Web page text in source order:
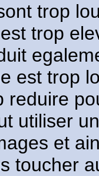
trop
trop
est trop
reduire
utiliser
et
toucher